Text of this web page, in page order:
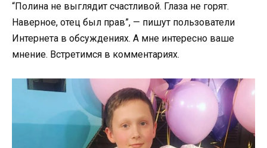
“Полина не выглядит счастливой. Глаза не горят.
Наверное, отец был прав”, — пишут пользователи
Интернета в обсуждениях. А мне интересно ваше
мнение. Встретимся в комментариях.